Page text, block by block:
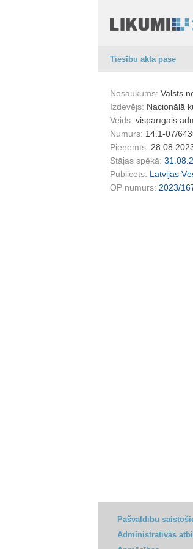
Tiesību akta pase
Nosaukums: Valsts
Izdevējs: Nacionālā
Veids: vispārīgais
Numurs: 14.1-07/
Pieņemts:
Stājas spēkā:
Publicēts: Latvijas
OP numurs: 2023/
Pašvaldību
Administratīvās